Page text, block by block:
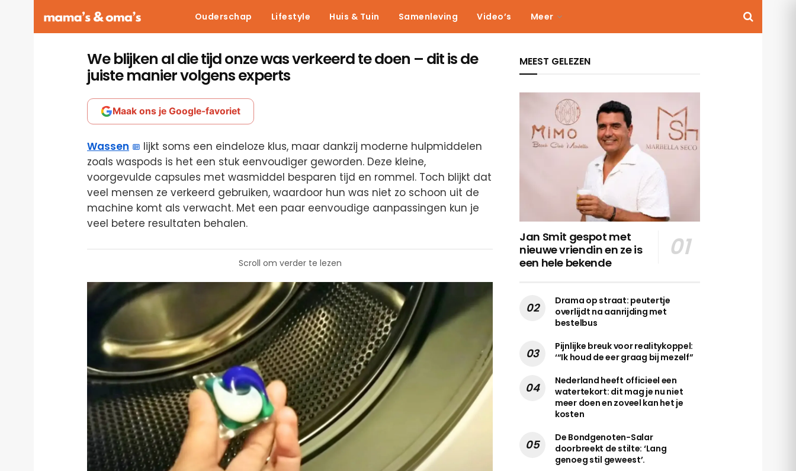
Ouderschap Lifestyle Huis & Tuin Samenleving Video’s Meer
We blijken al die tijd onze was verkeerd te doen – dit is de
juiste manier volgens experts
Maak ons je Google-favoriet
Wassen
lijkt soms een eindeloze klus, maar dankzij moderne hulpmiddelen
zoals waspods is het een stuk eenvoudiger geworden. Deze kleine,
voorgevulde capsules met wasmiddel besparen tijd en rommel. Toch blijkt dat
veel mensen ze verkeerd gebruiken, waardoor hun was niet zo schoon uit de
machine komt als verwacht. Met een paar eenvoudige aanpassingen kun je
veel betere resultaten behalen.
Scroll om verder te lezen
MEEST GELEZEN
Jan Smit gespot met
nieuwe vriendin en ze is
een hele bekende
Drama op straat: peutertje
overlijdt na aanrijding met
bestelbus
Pijnlijke breuk voor realitykoppel:
‘“Ik houd de eer graag bij mezelf”
Nederland heeft officieel een
watertekort: dit mag je nu niet
meer doen en zoveel kan het je
kosten
De Bondgenoten-Salar
doorbreekt de stilte: ‘Lang
genoeg stil geweest’.